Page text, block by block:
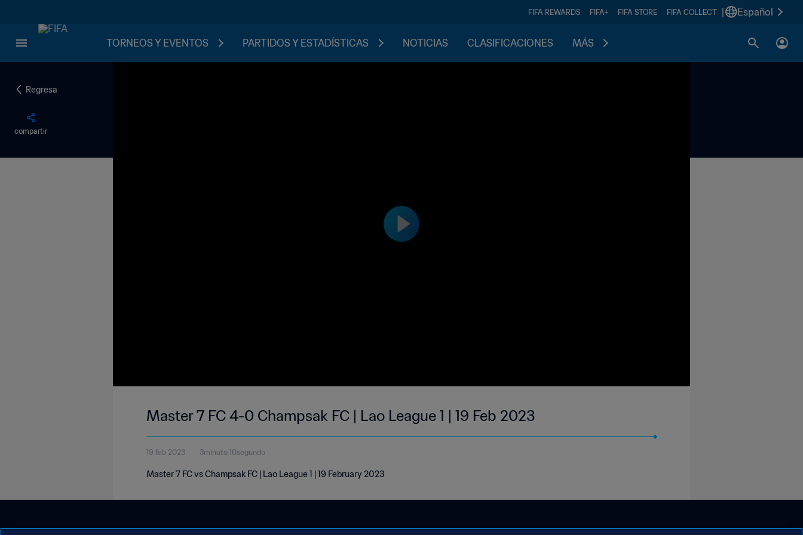
FIFA REWARDS FIFA+ FIFA STORE FIFA COLLECT Español
TORNEOS Y EVENTOS PARTIDOS Y ESTADÍSTICAS NOTICIAS CLASIFICACIONES MÁS
Regresa
compartir
Master 7 FC 4-0 Champsak FC | Lao League 1 | 19 Feb 2023
19 feb 2023 3minuto 10segundo
Master 7 FC vs Champsak FC | Lao League 1 | 19 February 2023